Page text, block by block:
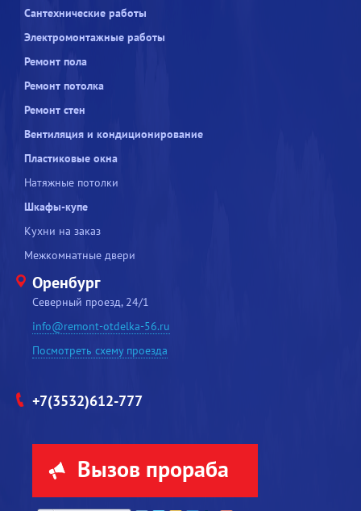
Сантехнические работы
Электромонтажные работы
Ремонт пола
Ремонт потолка
Ремонт стен
Вентиляция и кондиционирование
Пластиковые окна
Натяжные потолки
Шкафы-купе
Кухни на заказ
Межкомнатные двери
Оренбург
Северный проезд, 24/1
info@remont-otdelka-56.ru
Посмотреть схему проезда
+7(3532)612-777
Вызов прораба